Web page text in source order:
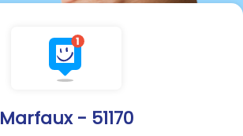
Marfaux - 51170